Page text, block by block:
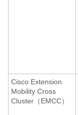
Cisco Extension
Mobility Cross
Cluster（EMCC）